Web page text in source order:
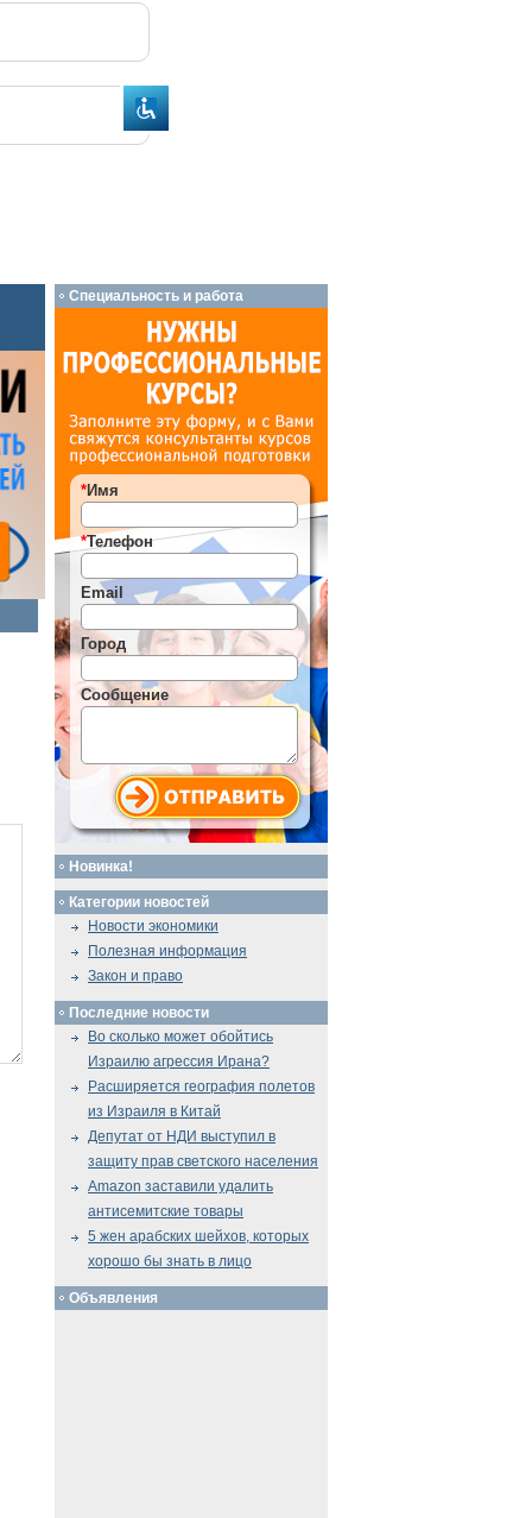
Специальность и работа
*Имя
*Телефон
Email
Город
Сообщение
Новинка!
Категории новостей
Новости экономики
Полезная информация
Закон и право
Последние новости
Во сколько может обойтись
Израилю агрессия Ирана?
Расширяется география полетов
из Израиля в Китай
Депутат от НДИ выступил в
защиту прав светского населения
Amazon заставили удалить
антисемитские товары
5 жен арабских шейхов, которых
хорошо бы знать в лицо
Объявления